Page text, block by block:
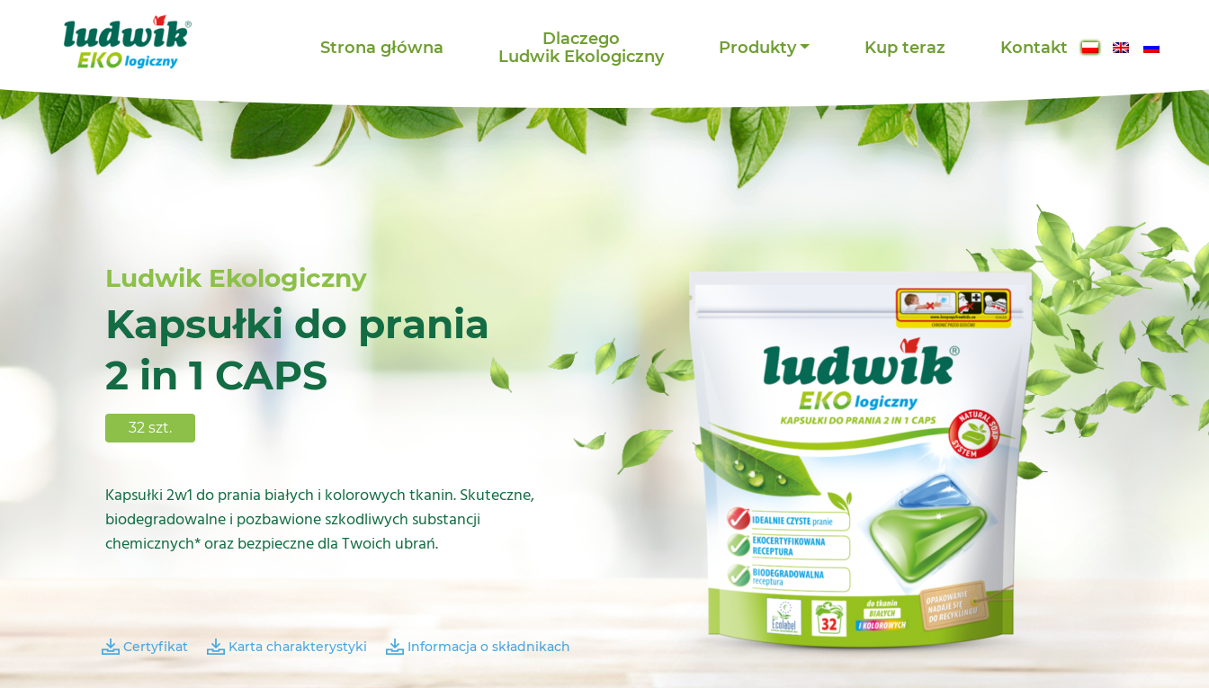
Strona główna
Dlaczego
Ludwik Ekologiczny
Produkty Kup teraz Kontakt
Ludwik Ekologiczny
Kapsułki do prania
2 in 1 CAPS
32 szt.
Kapsułki 2w1 do prania białych i kolorowych tkanin. Skuteczne,
biodegradowalne i pozbawione szkodliwych substancji
chemicznych* oraz bezpieczne dla Twoich ubrań.
Certyfikat Karta charakterystyki Informacja o składnikach